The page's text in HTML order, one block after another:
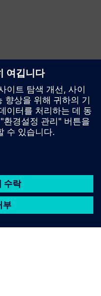
품질 프로세스의 일부로
발생하기 전에 잠재적 문